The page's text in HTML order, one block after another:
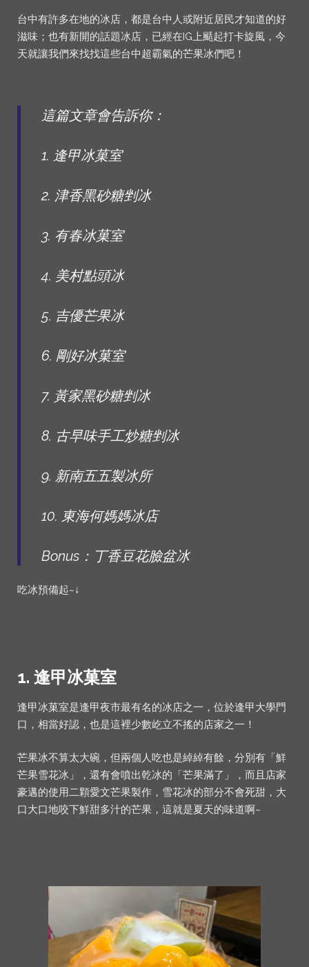
台中有許多在地的冰店，都是台中人或附近居民才知道的好
滋味；也有新開的話題冰店，已經在IG上颳起打卡旋風，今
天就讓我們來找找這些台中超霸氣的芒果冰們吧！
這篇文章會告訴你：
1. 逢甲冰菓室
2. 津香黑砂糖剉冰
3. 有春冰菓室
4. 美村點頭冰
5. 吉優芒果冰
6. 剛好冰菓室
7. 黃家黑砂糖剉冰
8. 古早味手工炒糖剉冰
9. 新南五五製冰所
10. 東海何媽媽冰店
Bonus：丁香豆花臉盆冰
吃冰預備起~↓
1. 逢甲冰菓室
逢甲冰菓室是逢甲夜市最有名的冰店之一，位於逢甲大學門
口，相當好認，也是這裡少數屹立不搖的店家之一！
芒果冰不算太大碗，但兩個人吃也是綽綽有餘，分別有「鮮
芒果雪花冰」，還有會噴出乾冰的「芒果滿了」，而且店家
豪邁的使用二顆愛文芒果製作，雪花冰的部分不會死甜，大
口大口地咬下鮮甜多汁的芒果，這就是夏天的味道啊~